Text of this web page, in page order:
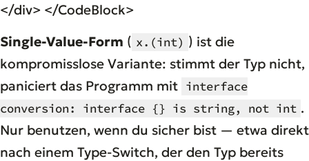
</div> </CodeBlock>
Single-Value-Form ( x.(int) ) ist die
kompromisslose Variante: stimmt der Typ nicht,
paniciert das Programm mit interface
conversion: interface {} is string, not int .
Nur benutzen, wenn du sicher bist — etwa direkt
nach einem Type-Switch, der den Typ bereits